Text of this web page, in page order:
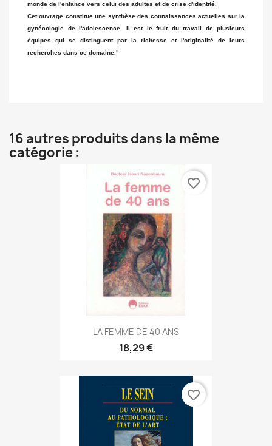
monde de l'enfance vers celui des adultes et de crise d'identité.
Cet ouvrage constitue une synthèse des connaissances actuelles sur la
gynécologie de l'adolescence. Il est le fruit du travail de plusieurs
équipes qui se distinguent par la richesse et l'originalité de leurs
recherches dans ce domaine."
16 autres produits dans la même
catégorie :
LA FEMME DE 40 ANS
18,29 €
favorite_border
favorite_border